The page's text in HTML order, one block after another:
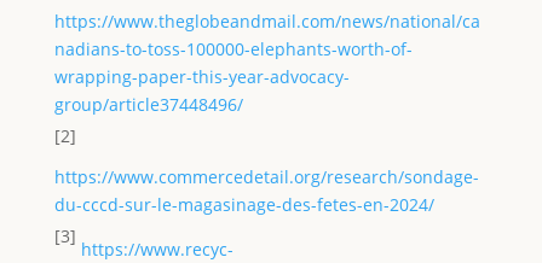
https://www.theglobeandmail.com/news/national/ca
nadians-to-toss-100000-elephants-worth-of-
wrapping-paper-this-year-advocacy-
group/article37448496/
[2]
https://www.commercedetail.org/research/sondage-
du-cccd-sur-le-magasinage-des-fetes-en-2024/
[3]
https://www.recyc-